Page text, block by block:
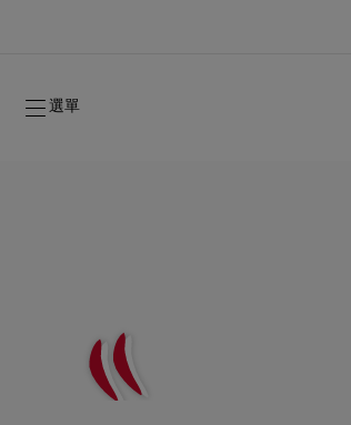
選單
2026年秋季系列
2026年秋季系列
全新登場：Oud Fétiche 奢⾹淡⾹精